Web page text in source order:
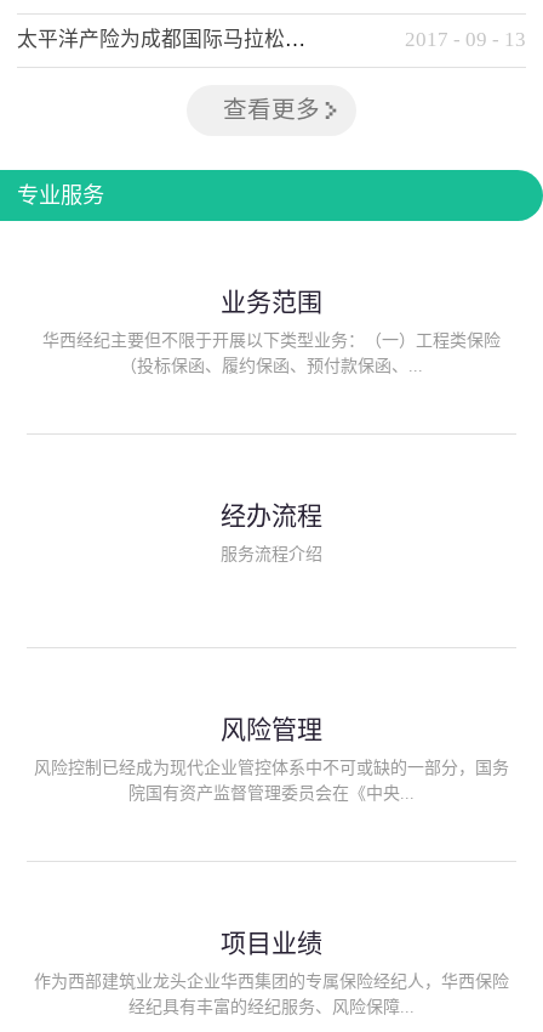
太平洋产险为成都国际马拉松提供全方位保险保障 2017 - 09 - 13
查看更多
专业服务
业务范围
华西经纪主要但不限于开展以下类型业务：（一）工程类保险
（投标保函、履约保函、预付款保函、...
险、政府公共安全责任保险/自然灾害公众责任保险、精神病监护
人责任险、首台套/首版次保险、科技保险等）；（三）传统财产
险产品；（六）保险招投标业务。随着业务的开展，华西经纪会
供专业、优质的保险经纪服务。
经办流程
服务流程介绍
风险管理
风险控制已经成为现代企业管控体系中不可或缺的一部分，国务
院国有资产监督管理委员会在《中央...
能够为客户降低风险管理成本，提高经营效率；能够为企业提供
从风险评估、风险分析、风险防范、风险转移到灾后防损、索赔
等全方位、全过程、专家式的服务，拓展和深化由保险公司提供
项目业绩
作为西部建筑业龙头企业华西集团的专属保险经纪人，华西保险
经纪具有丰富的经纪服务、风险保障...